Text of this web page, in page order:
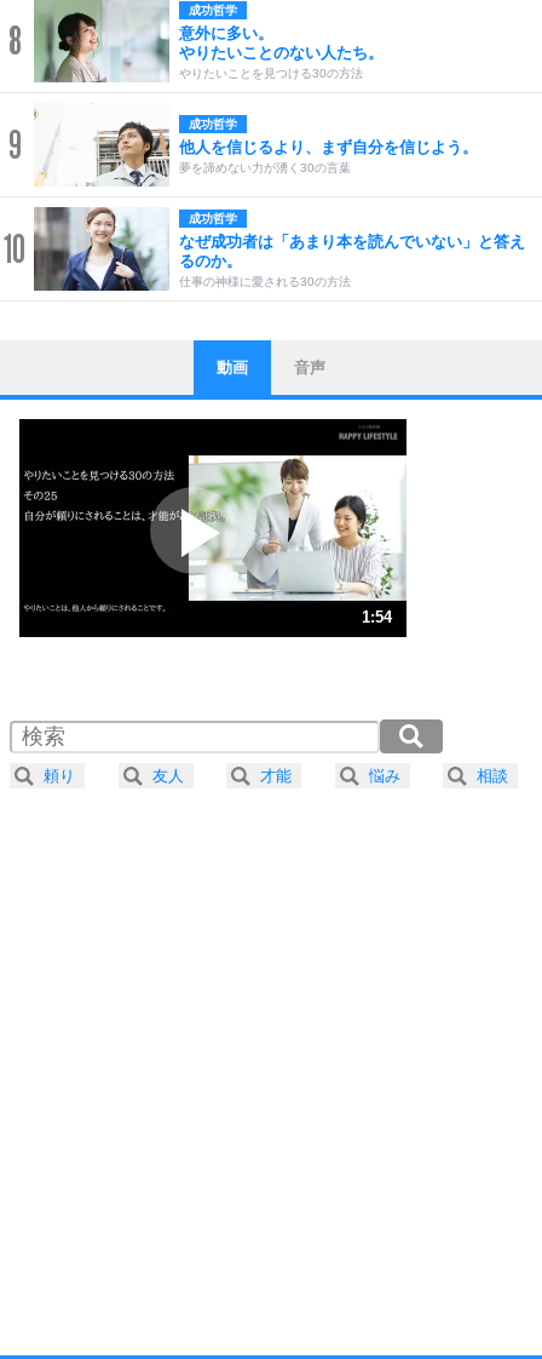
8
成功哲学
意外に多い。
やりたいことのない人たち。
やりたいことを見つける30の方法
9 成功哲学
他人を信じるより、まず自分を信じよう。
夢を諦めない力が湧く30の言葉
10
成功哲学
なぜ成功者は「あまり本を読んでいない」と答え
るのか。
仕事の神様に愛される30の方法
1
ストレス対策
他人と比べない。
いっそのこと、他人を見ない。
いらいらしない人になる30の方法
プラス思考
ポジティブになれない原因は、行動しないから。
ポジティブ思考になる30の方法
ストレス対策
人生、なんとかなるもの。
気楽に生きる30の方法
4 器の大きい人は、怒りを優しさで表現する。
プラス思考
ことが大切。
動画 音声
1:54
2.0倍速 （224KB 57秒）
2.5倍速 （179KB 45秒）
3.0倍速 （149KB 38秒）
頼り 友人 才能 悩み 相談